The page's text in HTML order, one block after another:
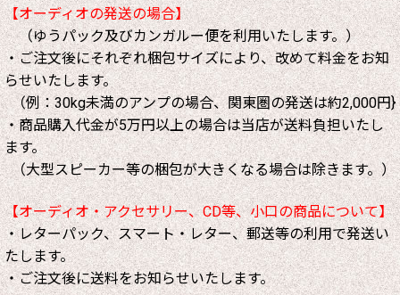
【オーディオの発送の場合】
（ゆうパック及びカンガルー便を利用いたします。）
・ご注文後にそれぞれ梱包サイズにより、改めて料金をお知
らせいたします。
（例：30kg未満のアンプの場合、関東圏の発送は約2,000円}
・商品購入代金が5万円以上の場合は当店が送料負担いたし
ます。
（大型スピーカー等の梱包が大きくなる場合は除きます。）
【オーディオ・アクセサリー、CD等、小口の商品について】
・レターパック、スマート・レター、郵送等の利用で発送い
たします。
・ご注文後に送料をお知らせいたします。